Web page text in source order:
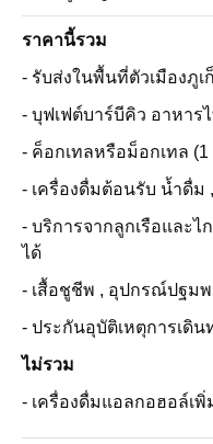
ราคานี้รวม
- รับส่งในพื้นที่ตัวเมืองภู
- บุฟเฟต์บาร์บีคิว อาหาร
- ค็อกเทลหรือม็อกเทล
- เครื่องดื่มต้อนรับ น้ำดื่ม
- บริการจากลูกเรือและ
ได้
- เสื้อชูชีพ , อุปกรณ์ปฐมพ
- ประกันอุบัติเหตุการเดิน
ไม่รวม
- เครื่องดื่มแอลกอฮอล์เ